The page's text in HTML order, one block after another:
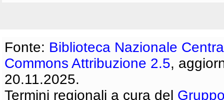
Fonte: Biblioteca Nazionale
Commons Attribuzione 2.5,
20.11.2025.
Termini regionali a cura del